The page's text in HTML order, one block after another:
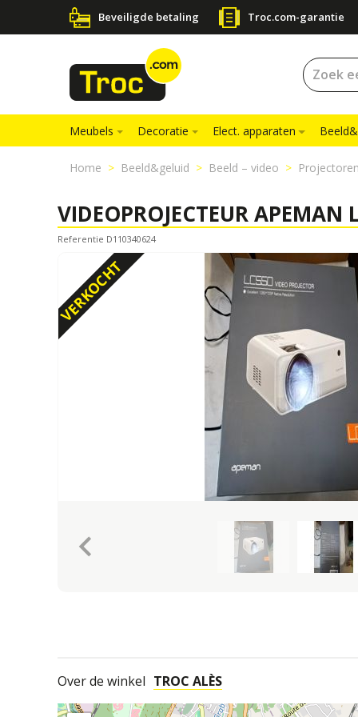
Beveiligde betaling Troc.com-garantie
Meubels Decoratie Elect. apparaten
Home Beeld&geluid Beeld – video
VIDEOPROJECTEUR APEMAN
Referentie D110340624
VERKOCHT
keyboard_arrow_left
Over de winkel TROC ALÈS